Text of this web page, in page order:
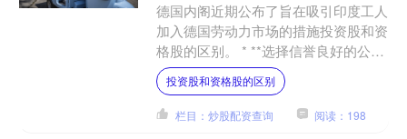
德国内阁近期公布了旨在吸引印度工人
加入德国劳动力市场的措施投资股和资
格股的区别。 * **选择信誉良好的公
司：**查看公司资质、经营历史和行业
口碑。 10月24....
投资股和资格股的区别
栏目：炒股配资查询 阅读：198